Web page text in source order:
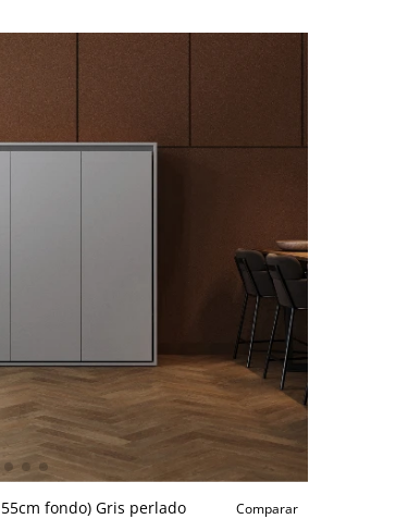
fondo) Gris perlado Comparar